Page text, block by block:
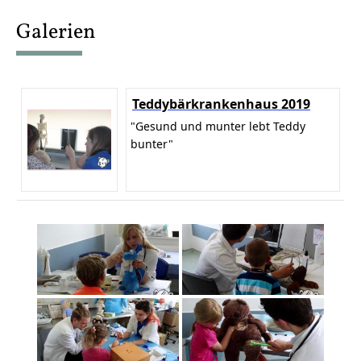
Galerien
Teddybärkrankenhaus 2019
"Gesund und munter lebt Teddy
bunter"